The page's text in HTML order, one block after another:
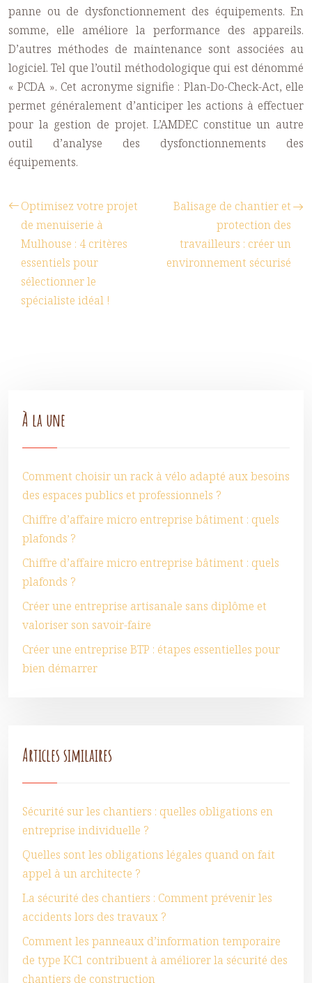
panne ou de dysfonctionnement des équipements. En
somme, elle améliore la performance des appareils.
D’autres méthodes de maintenance sont associées au
logiciel. Tel que l’outil méthodologique qui est dénommé
« PCDA ». Cet acronyme signifie : Plan-Do-Check-Act, elle
permet généralement d’anticiper les actions à effectuer
pour la gestion de projet. L’AMDEC constitue un autre
outil d’analyse des dysfonctionnements des
équipements.
Optimisez votre projet
de menuiserie à
Mulhouse : 4 critères
essentiels pour
sélectionner le
spécialiste idéal !
Balisage de chantier et
protection des
travailleurs : créer un
environnement sécurisé
À la une
Comment choisir un rack à vélo adapté aux besoins
des espaces publics et professionnels ?
Chiffre d’affaire micro entreprise bâtiment : quels
plafonds ?
Chiffre d’affaire micro entreprise bâtiment : quels
plafonds ?
Créer une entreprise artisanale sans diplôme et
valoriser son savoir-faire
Créer une entreprise BTP : étapes essentielles pour
bien démarrer
Articles similaires
Sécurité sur les chantiers : quelles obligations en
entreprise individuelle ?
Quelles sont les obligations légales quand on fait
appel à un architecte ?
La sécurité des chantiers : Comment prévenir les
accidents lors des travaux ?
Comment les panneaux d’information temporaire
de type KC1 contribuent à améliorer la sécurité des
chantiers de construction